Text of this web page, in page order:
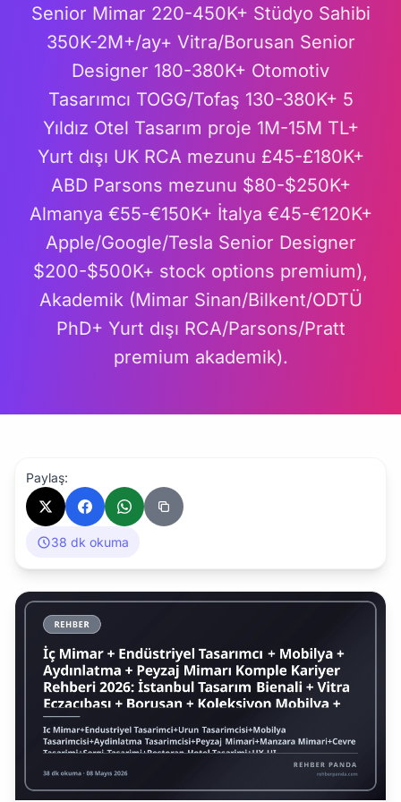
Senior Mimar 220-450K+ Stüdyo Sahibi
350K-2M+/ay+ Vitra/Borusan Senior
Designer 180-380K+ Otomotiv
Tasarımcı TOGG/Tofaş 130-380K+ 5
Yıldız Otel Tasarım proje 1M-15M TL+
Yurt dışı UK RCA mezunu £45-£180K+
ABD Parsons mezunu $80-$250K+
Almanya €55-€150K+ İtalya €45-€120K+
Apple/Google/Tesla Senior Designer
$200-$500K+ stock options premium),
Akademik (Mimar Sinan/Bilkent/ODTÜ
PhD+ Yurt dışı RCA/Parsons/Pratt
premium akademik).
Paylaş:
38 dk okuma